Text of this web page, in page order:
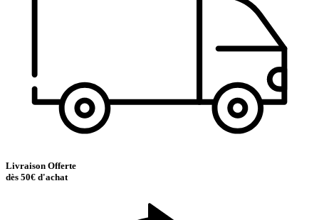
Livraison Offerte
dès 50€ d'achat